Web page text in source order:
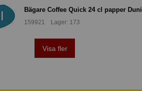
Bägare Coffee Quick 24 cl papper Duni
159921 Lager: 173
Visa fler